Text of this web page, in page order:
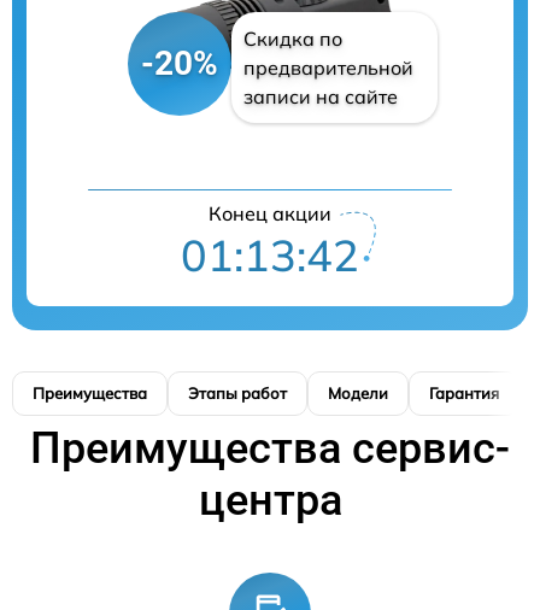
-20%
Скидка по
предварительной
записи на сайте
Конец акции
01:13:41
Преимущества Этапы работ Модели Гарантия
Преимущества сервис-
центра